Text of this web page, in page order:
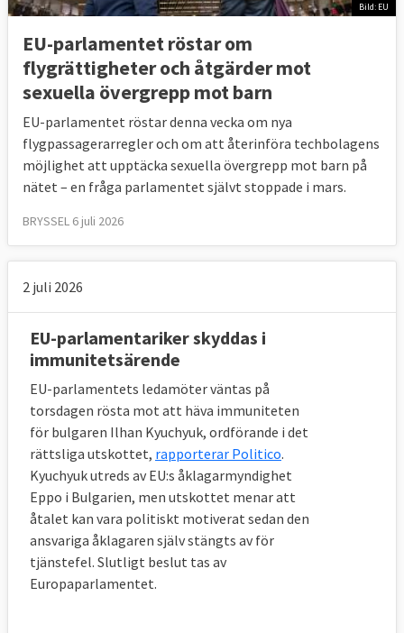
Bild: EU
EU-parlamentet röstar om
flygrättigheter och åtgärder mot
sexuella övergrepp mot barn
EU-parlamentet röstar denna vecka om nya
flygpassagerarregler och om att återinföra techbolagens
möjlighet att upptäcka sexuella övergrepp mot barn på
nätet – en fråga parlamentet självt stoppade i mars.
BRYSSEL 6 juli 2026
2 juli 2026
EU-parlamentariker skyddas i
immunitetsärende
EU-parlamentets ledamöter väntas på
torsdagen rösta mot att häva immuniteten
för bulgaren Ilhan Kyuchyuk, ordförande i det
rättsliga utskottet, rapporterar Politico.
Kyuchyuk utreds av EU:s åklagarmyndighet
Eppo i Bulgarien, men utskottet menar att
åtalet kan vara politiskt motiverat sedan den
ansvariga åklagaren själv stängts av för
tjänstefel. Slutligt beslut tas av
Europaparlamentet.